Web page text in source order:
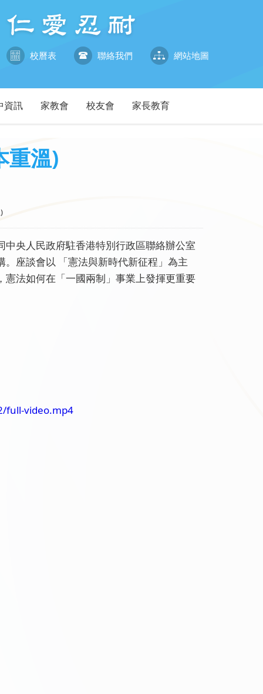
校曆表 聯絡我們 網站地圖
資訊 家教會 校友會 家長教育
重溫)
央人民政府駐香港特別行政區聯絡辦公室
座談會以 「憲法與新時代新征程」為主
法如何在「一國兩制」事業上發揮更重要
full-video.mp4